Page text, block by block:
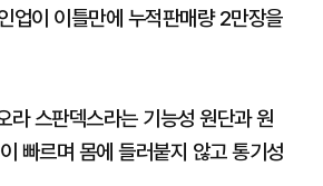
업이 이틀만에 누적판매량 2만장을
라 스판덱스라는 기능성 원단과 원
빠르며 몸에 들러붙지 않고 통기성